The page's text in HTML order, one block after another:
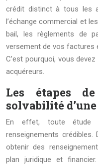
crédit distinct à tous les
l’échange commercial et
bail, les règlements de
versement de vos factures
C’est pourquoi, vous
acquéreurs.
Les étapes
solvabilité
En effet, toute étude
renseignements crédibles.
obtenir des
plan juridique et